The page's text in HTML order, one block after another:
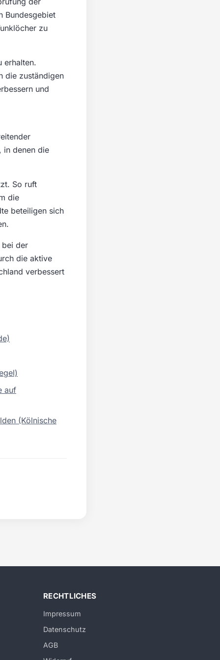
Bundesgebiet
zu
erhalten.
die zuständigen
und
in denen die
So ruft
die
beteiligen sich
bei der
die aktive
verbessert
auf
(Kölnische
RECHTLICHES
Impressum
Datenschutz
AGB